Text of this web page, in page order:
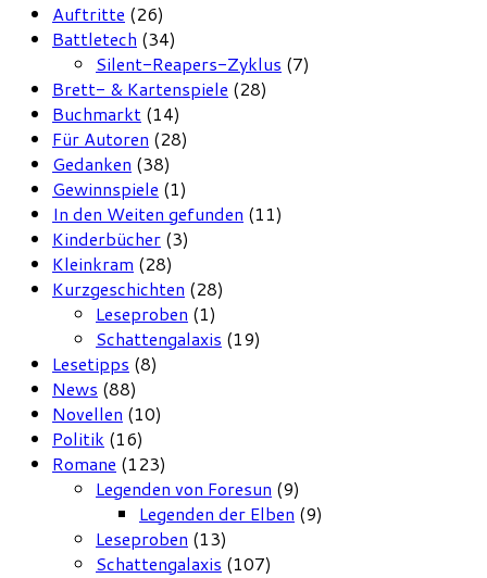
Auftritte (26)
Battletech (34)
Silent-Reapers-Zyklus (7)
Brett- & Kartenspiele (28)
Buchmarkt (14)
Für Autoren (28)
Gedanken (38)
Gewinnspiele (1)
In den Weiten gefunden (11)
Kinderbücher (3)
Kleinkram (28)
Kurzgeschichten (28)
Leseproben (1)
Schattengalaxis (19)
Lesetipps (8)
News (88)
Novellen (10)
Politik (16)
Romane (123)
Legenden von Foresun (9)
Legenden der Elben (9)
Leseproben (13)
Schattengalaxis (107)